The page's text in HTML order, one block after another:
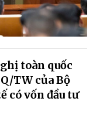
toàn quốc
TW của Bộ
có vốn đầu tư